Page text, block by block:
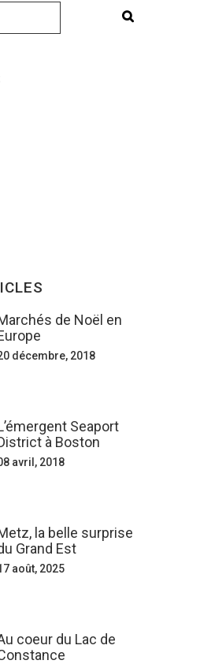
de Noël en
décembre, 2018
Seaport
à Boston
avril, 2018
la belle surprise
Grand Est
août, 2025
coeur du Lac de